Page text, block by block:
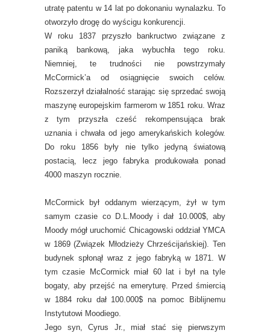
utratę patentu w 14 lat po dokonaniu wynalazku. To
otworzyło drogę do wyścigu konkurencji.
W roku 1837 przyszło bankructwo związane z
paniką bankową, jaka wybuchła tego roku.
Niemniej, te trudności nie powstrzymały
McCormick’a od osiągnięcie swoich celów.
Rozszerzył działalność starając się sprzedać swoją
maszynę europejskim farmerom w 1851 roku. Wraz
z tym przyszła cześć rekompensująca brak
uznania i chwała od jego amerykańskich kolegów.
Do roku 1856 były nie tylko jedyną światową
postacią, lecz jego fabryka produkowała ponad
4000 maszyn rocznie.
McCormick był oddanym wierzącym, żył w tym
samym czasie co D.L.Moody i dał 10.000$, aby
Moody mógł uruchomić Chicagowski oddział YMCA
w 1869 (Związek Młodzieży Chrześcijańskiej). Ten
budynek spłonął wraz z jego fabryką w 1871. W
tym czasie McCormick miał 60 lat i był na tyle
bogaty, aby przejść na emeryturę. Przed śmiercią
w 1884 roku dał 100.000$ na pomoc Biblijnemu
Instytutowi Moodiego.
Jego syn, Cyrus Jr., miał stać się pierwszym